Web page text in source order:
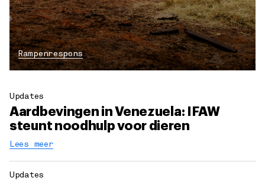
Rampenrespons
Updates
Aardbevingen in Venezuela: IFAW
steunt noodhulp voor dieren
Lees meer
Updates